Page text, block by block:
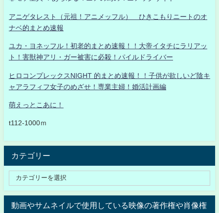
アニゲタレスト（元祖！アニメッフル） ひきこもりニートのオ
ナベ的まとめ速報
ユカ・ヨネッフル！初老的まとめ速報！！大帝イタチにラリアッ
ト！害獣神アリ・ガー被害に必殺！パイルドライバー
ヒロコンプレックスNIGHT 的まとめ速報！！子供が欲しいど陰キ
ャアラフィフ女子のめざせ！専業主婦！婚活計画編
萌えっとこあに！
t112-1000ｍ
カテゴリー
動画やサムネイルで使用している映像の著作権や肖像権